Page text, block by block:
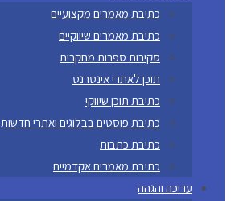
כתיבת מאמרים מקצועיים
כתיבת מאמרים שיווקיים
סקירות ספרות מחקרית
תוכן לאתרי אינטרנט
כתיבת תוכן שיווקי
כתיבת פוסטים בבלוגים ואתרי חדשות
כתיבת כתבות
כתיבת מאמרים אקדמיים
עריכה והגהה